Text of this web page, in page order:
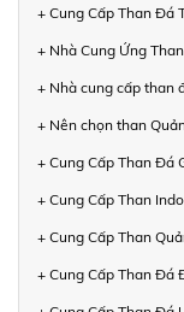
+ Cung Cấp Than Đá
+ Nhà Cung Ứng
+ Nhà cung cấp than
+ Nên chọn than
+ Cung Cấp Than Đá
+ Cung Cấp Than
+ Cung Cấp Than
+ Cung Cấp Than Đá